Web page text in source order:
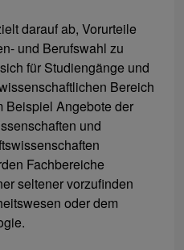
darauf ab, Vorurteile
und Berufswahl zu
für Studiengänge und
Bereich
Beispiel Angebote der
und
Fachbereiche
seltener vorzufinden
oder dem